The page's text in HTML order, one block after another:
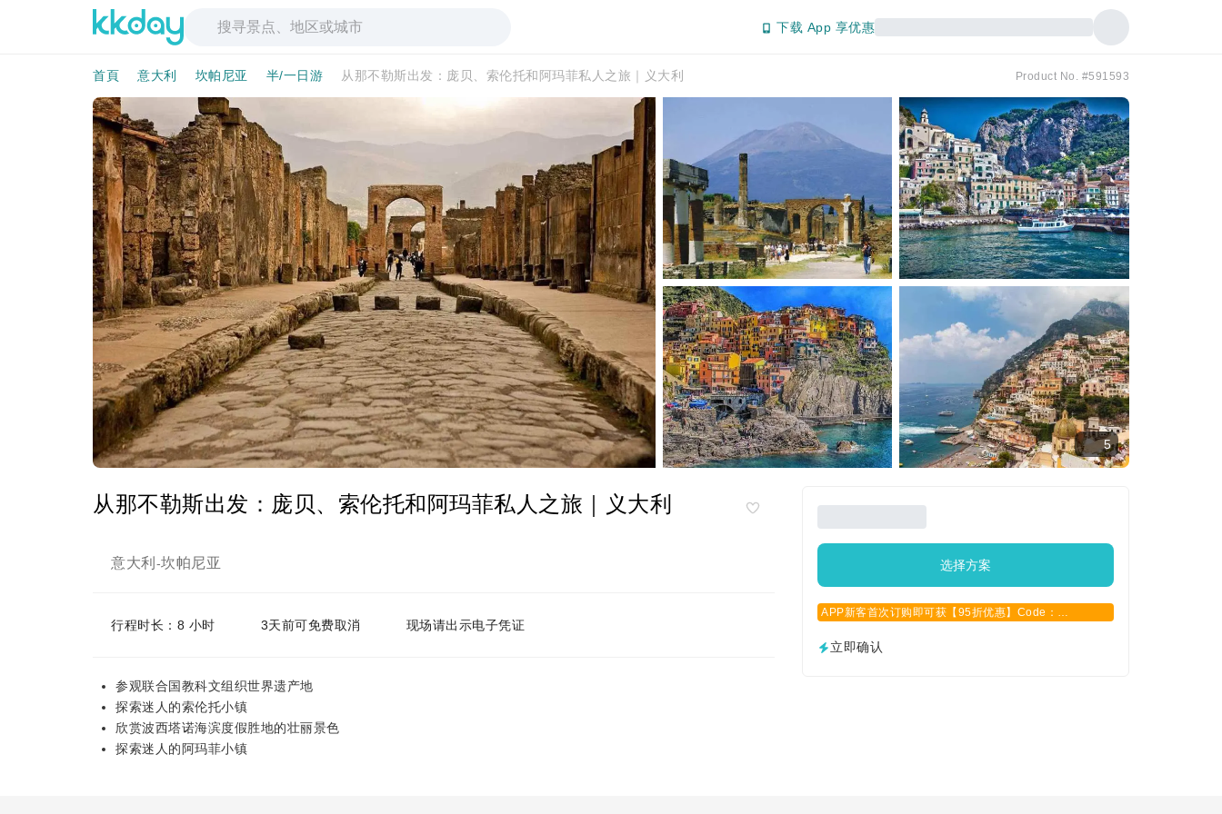
下载 App 享优惠
首頁 意大利 坎帕尼亚 半/一日游 从那不勒斯出发：庞贝、索伦托和阿玛菲私人之旅｜义大利 Product No. #591593
5
从那不勒斯出发：庞贝、索伦托和阿玛菲私人之旅｜义大利
意大利 -坎帕尼亚
行程时长：8 小时 3天前可免费取消 现场请出示电子凭证
参观联合国教科文组织世界遗产地
探索迷人的索伦托小镇
欣赏波西塔诺海滨度假胜地的壮丽景色
探索迷人的阿玛菲小镇
选择方案
APP新客首次订购即可获【95折优惠】Code：
立即确认